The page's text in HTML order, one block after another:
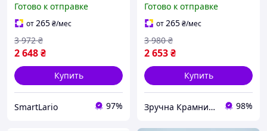
синий LS-6545
Готово к отправке
от265₴/мес
2 648₴
3 972 ₴
Купить
SmartLario 97%
рыбалки синий MK-8058
Готово к отправке
от265₴/мес
2 653₴
3 980 ₴
Купить
Зручна Крамниця 98%